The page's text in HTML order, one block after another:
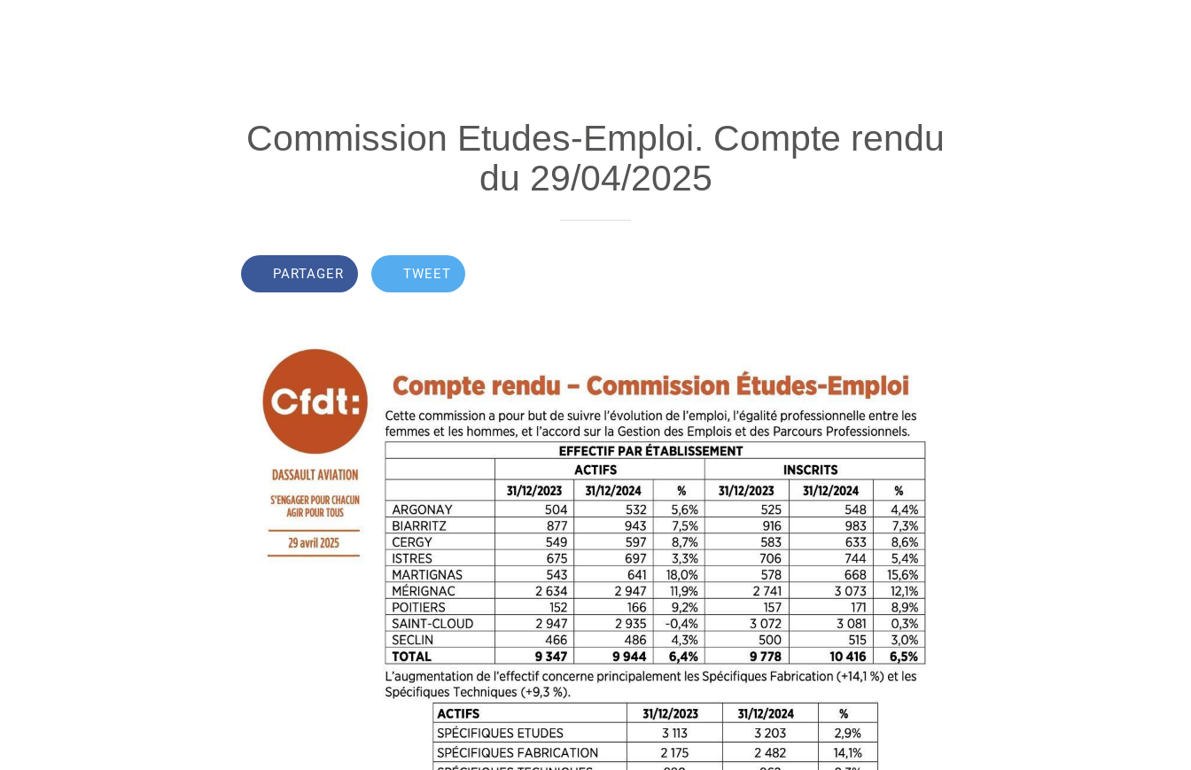
Commission Etudes-Emploi. Compte rendu
du 29/04/2025
PARTAGER TWEET